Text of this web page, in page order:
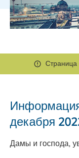
Страница
декабря
Дамы и господа,